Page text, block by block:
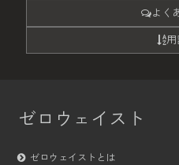
よく
用
ゼロウェイスト
ゼロウェイストとは